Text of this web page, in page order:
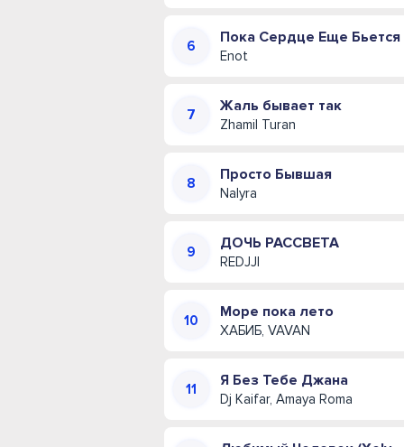
Пока Сердце Еще Бьется
Enot
Жаль бывает так
Zhamil Turan
Просто Бывшая
Nalyra
ДОЧЬ РАССВЕТА
REDJJI
Море пока лето
ХАБИБ, VAVAN
Я Без Тебе Джана
Dj Kaifar, Amaya Roma